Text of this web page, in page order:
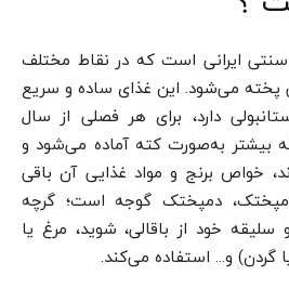
ایرانی است که در نقاط مختلف
می‌شود. این غذای ساده و سریع
دارد، برای هر فصلی از سال
بیشتر به‌صورت کته آماده می‌شود و
خواص برنج و مواد غذایی آن باقی
دمپختک گوجه است؛ گرچه
خود از باقالی، شوید، مرغ یا
و… استفاده می‌کند.